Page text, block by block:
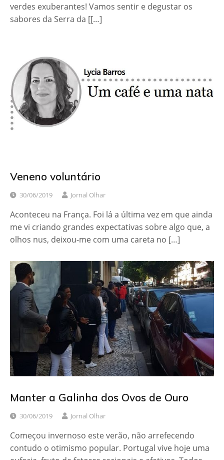
verdes exuberantes! Vamos sentir e degustar os
sabores da Serra da [[…]
Veneno voluntário
30/06/2019 Jornal Olhar
Aconteceu na França. Foi lá a última vez em que ainda
me vi criando grandes expectativas sobre algo que, a
olhos nus, deixou-me com uma careta no […]
Manter a Galinha dos Ovos de Ouro
30/06/2019 Jornal Olhar
Começou invernoso este verão, não arrefecendo
contudo o otimismo popular. Portugal vive hoje uma